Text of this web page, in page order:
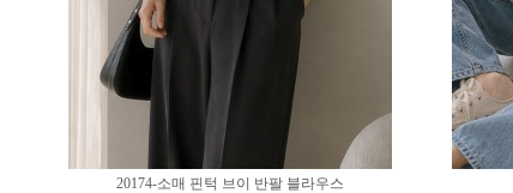
20174-소매 핀턱 브이 반팔 블라우스